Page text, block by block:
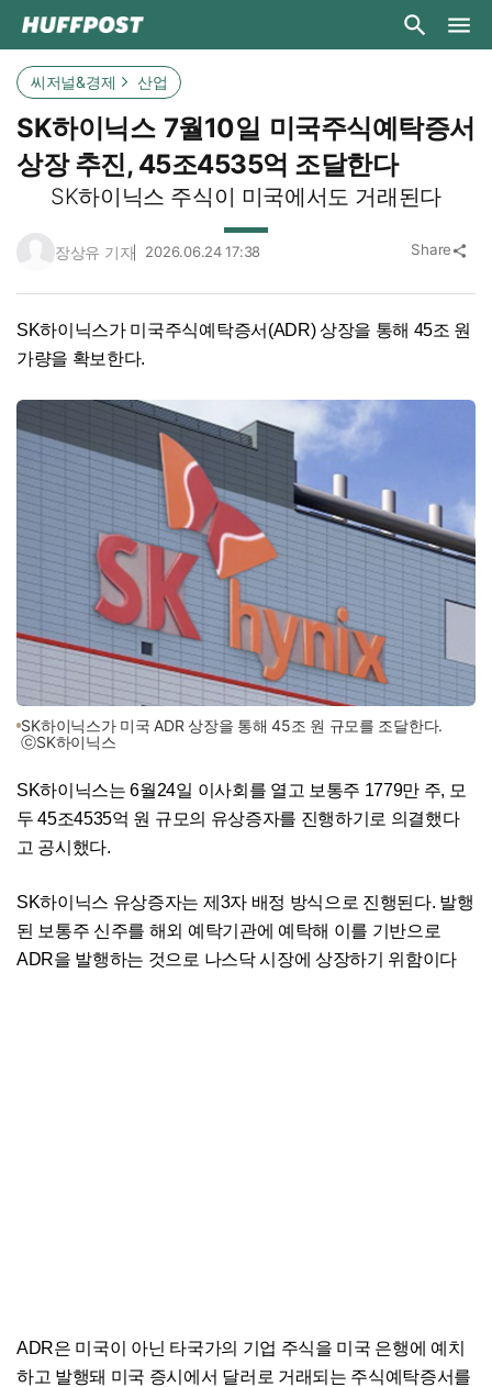
씨저널&경제 산업
SK하이닉스 7월10일 미국주식예탁증서
상장 추진, 45조4535억 조달한다
SK하이닉스 주식이 미국에서도 거래된다
장상유 기자 2026.06.24 17:38 Share share
SK하이닉스가 미국주식예탁증서(ADR) 상장을 통해 45조 원
가량을 확보한다.
SK하이닉스가 미국 ADR 상장을 통해 45조 원 규모를 조달한다.
ⓒSK하이닉스
SK하이닉스는 6월24일 이사회를 열고 보통주 1779만 주, 모
두 45조4535억 원 규모의 유상증자를 진행하기로 의결했다
고 공시했다.
SK하이닉스 유상증자는 제3자 배정 방식으로 진행된다. 발행
된 보통주 신주를 해외 예탁기관에 예탁해 이를 기반으로
ADR을 발행하는 것으로 나스닥 시장에 상장하기 위함이다
ADR은 미국이 아닌 타국가의 기업 주식을 미국 은행에 예치
하고 발행돼 미국 증시에서 달러로 거래되는 주식예탁증서를